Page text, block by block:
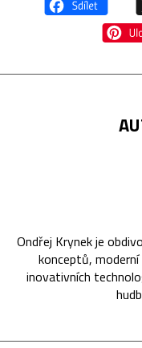
Ondřej Krynek je
konceptů,
inovativních